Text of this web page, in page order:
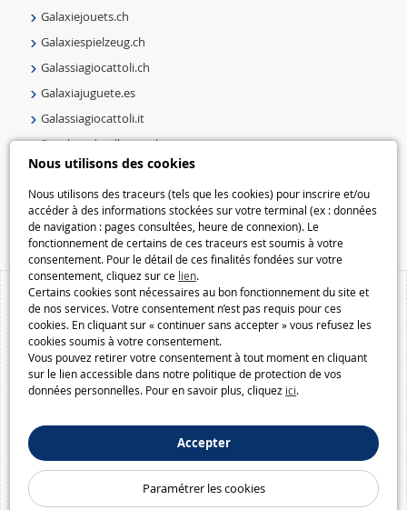
Nous utilisons des cookies
Nous utilisons des traceurs (tels que les cookies) pour inscrire et/ou
accéder à des informations stockées sur votre terminal (ex : données
de navigation : pages consultées, heure de connexion). Le
fonctionnement de certains de ces traceurs est soumis à votre
consentement. Pour le détail de ces finalités fondées sur votre
consentement, cliquez sur ce lien.
Certains cookies sont nécessaires au bon fonctionnement du site et
de nos services. Votre consentement n’est pas requis pour ces
cookies. En cliquant sur « continuer sans accepter » vous refusez les
cookies soumis à votre consentement.
Vous pouvez retirer votre consentement à tout moment en cliquant
sur le lien accessible dans notre politique de protection de vos
données personnelles. Pour en savoir plus, cliquez ici.
Accepter
Paramétrer les cookies
Galaxiejouets.ch
Galaxiespielzeug.ch
Galassiagiocattoli.ch
Galaxiajuguete.es
Galassiagiocattoli.it
Speelgoedmelkweg.nl
Galaxiespielzeug.be
Speelgoedmelkweg.be
Macway.com